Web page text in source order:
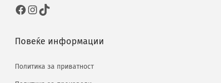
Повеќе информации
Политика за приватност